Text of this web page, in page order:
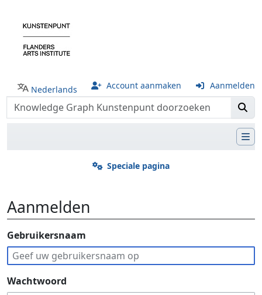
Nederlands Account aanmaken Aanmelden
Speciale pagina
Aanmelden
Ga naar:navigatie,
Gebruikersnaam
Wachtwoord